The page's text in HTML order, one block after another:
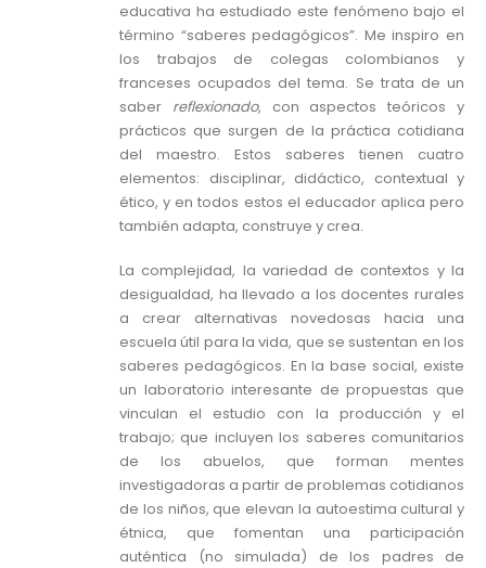
educativa ha estudiado este fenómeno bajo el
término “saberes pedagógicos”. Me inspiro en
los trabajos de colegas colombianos y
franceses ocupados del tema. Se trata de un
saber reflexionado, con aspectos teóricos y
prácticos que surgen de la práctica cotidiana
del maestro. Estos saberes tienen cuatro
elementos: disciplinar, didáctico, contextual y
ético, y en todos estos el educador aplica pero
también adapta, construye y crea.
La complejidad, la variedad de contextos y la
desigualdad, ha llevado a los docentes rurales
a crear alternativas novedosas hacia una
escuela útil para la vida, que se sustentan en los
saberes pedagógicos. En la base social, existe
un laboratorio interesante de propuestas que
vinculan el estudio con la producción y el
trabajo; que incluyen los saberes comunitarios
de los abuelos, que forman mentes
investigadoras a partir de problemas cotidianos
de los niños, que elevan la autoestima cultural y
étnica, que fomentan una participación
auténtica (no simulada) de los padres de